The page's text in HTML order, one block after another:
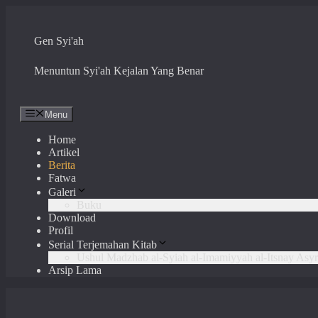
contentGen Syi'ah
Menuntun Syi'ah Kejalan Yang Benar
Menu
Home
Artikel
Berita
Fatwa
Galeri
Download
Profil
Serial Terjemahan Kitab
Arsip Lama